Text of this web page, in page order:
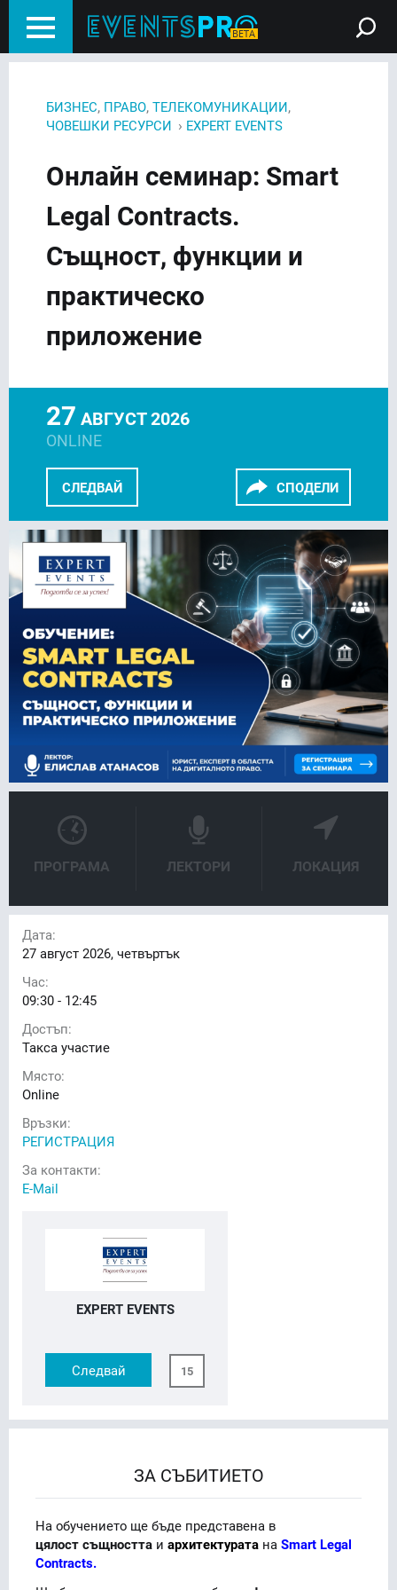
БИЗНЕС, ПРАВО, ТЕЛЕКОМУНИКАЦИИ,
ЧОВЕШКИ РЕСУРСИ › EXPERT EVENTS
Онлайн семинар: Smart
Legal Contracts.
Същност, функции и
практическо
приложение
СЛЕДВАЙ СПОДЕЛИ
27 АВГУСТ 2026
ONLINE
ПРОГРАМА ЛЕКТОРИ ЛОКАЦИЯ
Дата:
27 август 2026, четвъртък
Час:
09:30 - 12:45
Достъп:
Такса участие
Място:
Online
Връзки:
РЕГИСТРАЦИЯ
За контакти:
E-Mail
EXPERT EVENTS
Следвай 15
ЗА СЪБИТИЕТО
На обучението ще бъде представена в
цялост същността и архитектурата на Smart Legal
Contracts.